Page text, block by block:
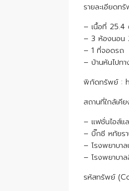
รายละเอียดท
– เนื้อที่ 25.4
– 3 ห้องนอน
– 1 ที่จอดรถ
– บ้านหันไปท
พิกัดทรัพย์ :
สถานที่ใกล้เคีย
– แฟชั่นไอส์แ
– บิ๊กซี หทัยร
– โรงพยาบา
– โรงพยาบา
รหัสทรัพย์